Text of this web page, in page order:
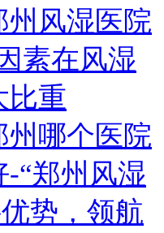
州风湿医院
素在风湿
比重
州哪个医院
“郑州风湿
势，领航